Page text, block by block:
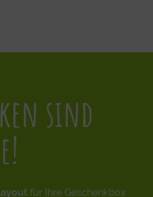
sind
für Ihre Geschenkbox